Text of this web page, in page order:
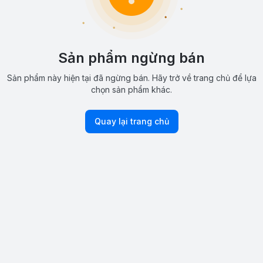
Sản phẩm ngừng bán
Sản phẩm này hiện tại đã ngừng bán. Hãy trở về trang chủ để lựa
chọn sản phẩm khác.
Quay lại trang chủ